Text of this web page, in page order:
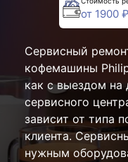
от 1900 ₽
Сервисный
кофемашины
как с выездом на
сервисного
зависит от типа
клиента.
нужным